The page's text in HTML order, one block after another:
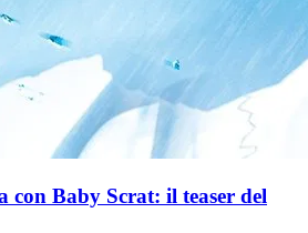
Baby Scrat: il teaser del